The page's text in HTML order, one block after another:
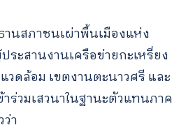
านสภาชนเผ่าพื้นเมืองแห่ง
ระสานงานเครือข่ายกะเหรี่ยง
ดล้อม เขตงานตะนาวศรี และ
าร่วมเสวนาในฐานะตัวแทนภาค
า